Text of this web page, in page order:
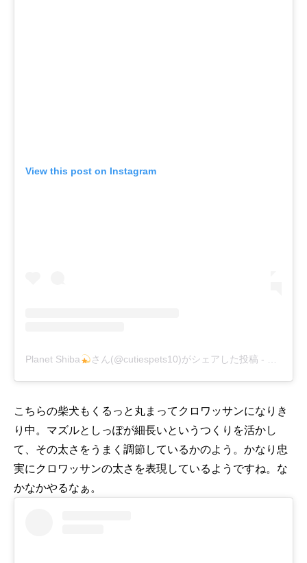
View this post on Instagram
Planet Shiba さん(@cutiespets10)がシェアした投稿 - 2019年
こちらの柴犬もくるっと丸まってクロワッサンになりき
り中。マズルとしっぽが細長いというつくりを活かし
て、その太さをうまく調節しているかのよう。かなり忠
実にクロワッサンの太さを表現しているようですね。な
かなかやるなぁ。